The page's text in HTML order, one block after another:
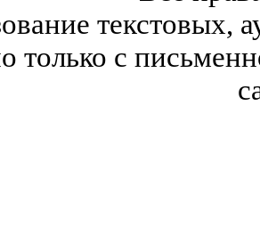
текстовых,
только с